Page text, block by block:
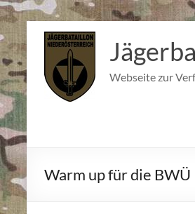
Inhalt
springen
Webseite zur
Warm up für die BWÜ